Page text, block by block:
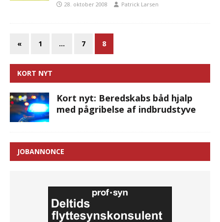
28. oktober 2008 Patrick Larsen
« 1 … 7 8
KORT NYT
Kort nyt: Beredskabs båd hjalp
med pågribelse af indbrudstyve
JOBANNONCE